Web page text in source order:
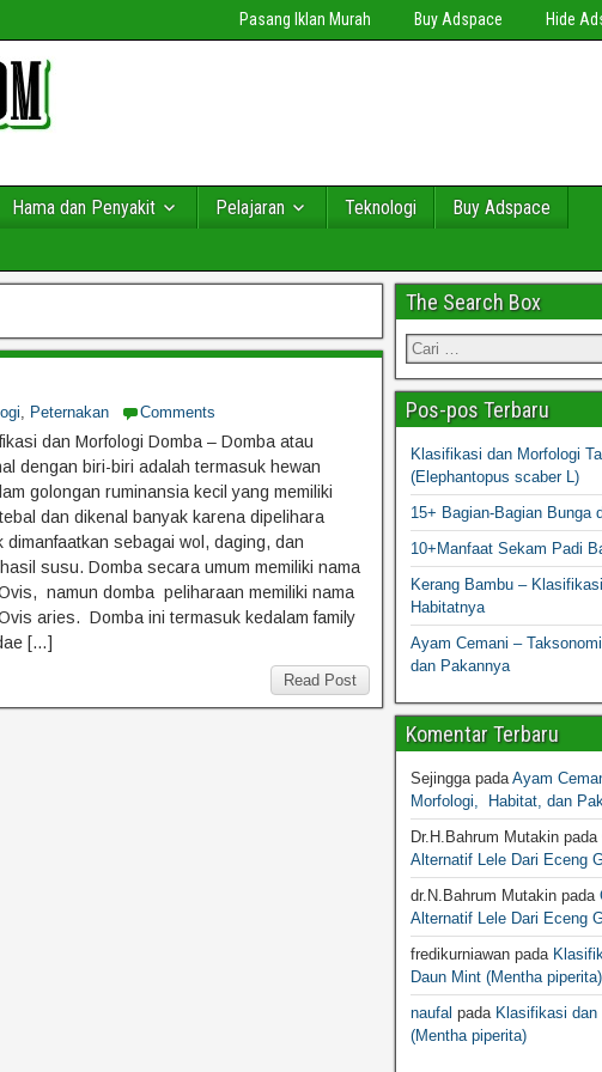
Pasang Iklan Murah Buy Adspace Hide
Hama dan Penyakit Pelajaran Teknologi
Buy Adspace
, Peternakan Comments
dan Morfologi Domba – Domba atau
dengan biri-biri adalah termasuk hewan
golongan ruminansia kecil yang memiliki
dan dikenal banyak karena dipelihara
dimanfaatkan sebagai wol, daging, dan
susu. Domba secara umum memiliki nama
namun domba peliharaan memiliki nama
aries. Domba ini termasuk kedalam family
[…]
Read Post
The Search Box
Pos-pos Terbaru
Klasifikasi dan Morfologi
(Elephantopus scaber L)
15+ Bagian-Bagian Bunga
10+Manfaat Sekam Padi
Kerang Bambu –
Habitatnya
Ayam Cemani –
dan Pakannya
Komentar Terbaru
SejinggapadaAyam
Morfologi, Habitat, dan
Dr.H.Bahrum Mutakinpada
Alternatif Lele Dari Eceng
dr.N.Bahrum Mutakinpada
Alternatif Lele Dari Eceng
fredikurniawanpada
Daun Mint (Mentha piperita)
naufal pada Klasifikasi
(Mentha piperita)